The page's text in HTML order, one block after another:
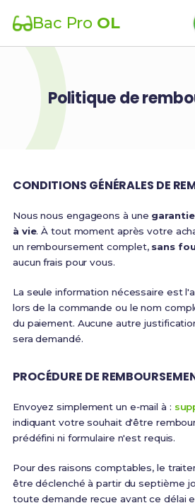
Bac Pro OL
Politique de
CONDITIONS GÉNÉRALES DE
Nous nous engageons à une
à vie. À tout moment après votre
un remboursement complet, sans
aucun frais pour vous.
La seule information nécessaire est
lors de la commande ou le nom
du paiement. Aucune autre
sera demandé.
PROCÉDURE DE
Envoyez simplement un e‑mail à :
indiquant votre souhait d'être
prédéfini ni formulaire n'est requis.
Pour des raisons comptables, le
être déclenché à partir du septième
toute demande reçue avant ce délai